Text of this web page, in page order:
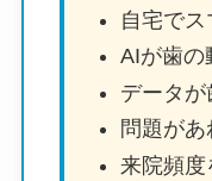
自宅で
AIが歯の
データ
問題が
来院頻度